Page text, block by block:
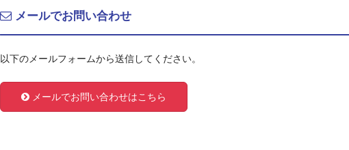
メールでお問い合わせ
以下のメールフォームから送信してください。
メールでお問い合わせはこちら